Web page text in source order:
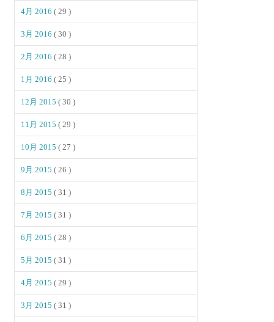
4月 2016( 29 )
3月 2016( 30 )
2月 2016( 28 )
1月 2016( 25 )
12月 2015( 30 )
11月 2015( 29 )
10月 2015( 27 )
9月 2015( 26 )
8月 2015( 31 )
7月 2015( 31 )
6月 2015( 28 )
5月 2015( 31 )
4月 2015( 29 )
3月 2015( 31 )